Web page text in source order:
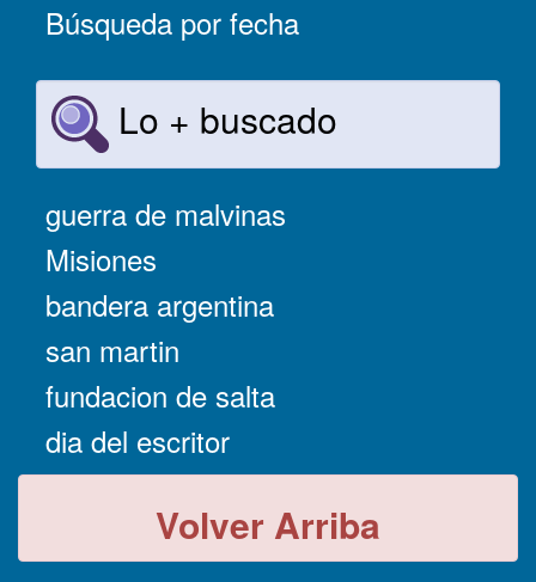
Búsqueda por fecha
Lo + buscado
guerra de malvinas
Misiones
bandera argentina
san martin
fundacion de salta
dia del escritor
Volver Arriba